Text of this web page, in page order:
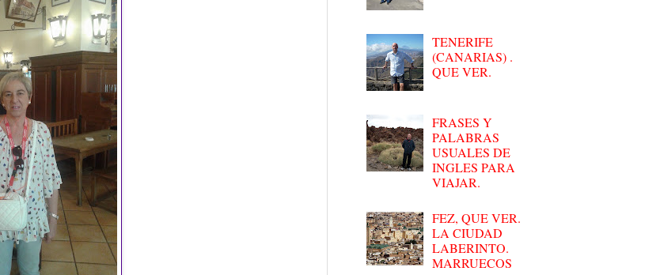
TENERIFE
(CANARIAS) .
QUE VER.
FRASES Y
PALABRAS
USUALES DE
INGLES PARA
VIAJAR.
FEZ, QUE VER.
LA CIUDAD
LABERINTO.
MARRUECOS